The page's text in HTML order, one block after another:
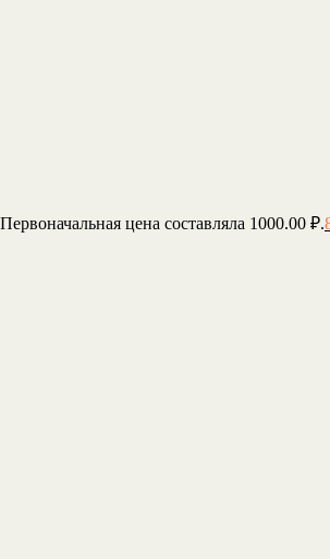
Первоначальная цена составляла 1000.00 ₽.